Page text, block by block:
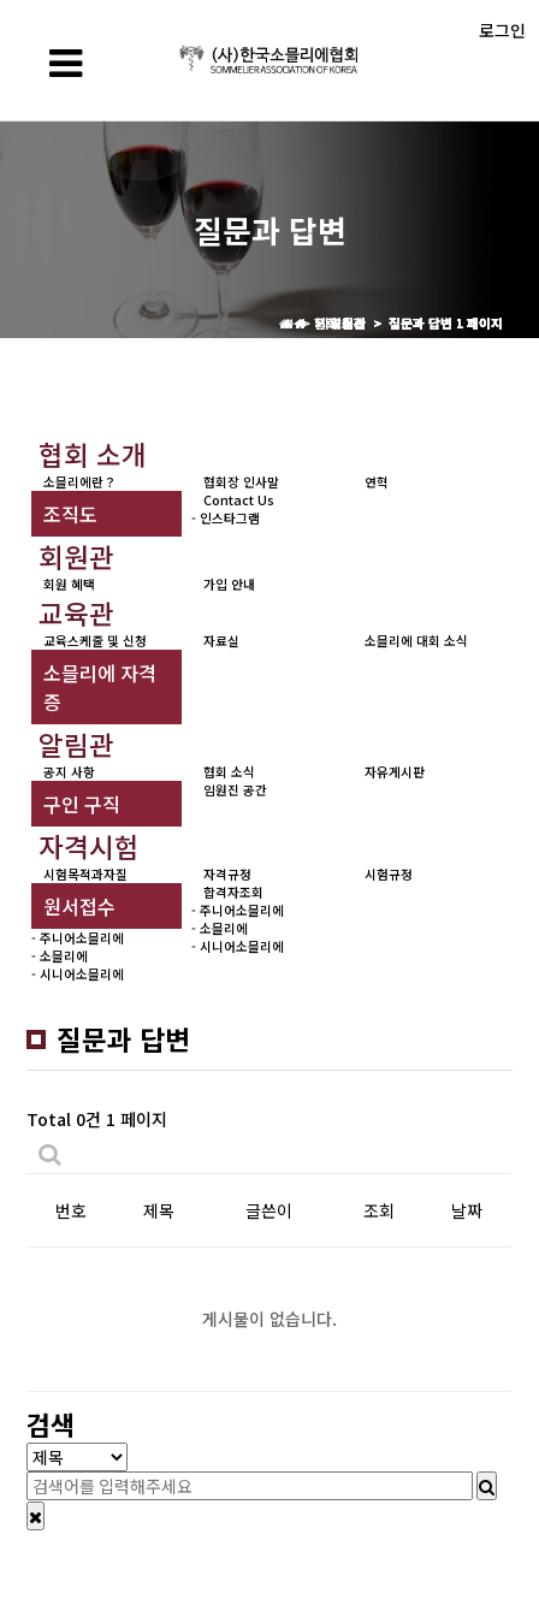
로그인
질문과 답변
> 협회 소개 > 질문과 답변 1 페이지
협회 소개
소믈리에란？ 협회장 인사말 연혁
조직도
Contact Us
- 인스타그램
> 회원관 > 질문과 답변 1 페이지
회원관
회원 혜택 가입 안내
> 교육관 > 질문과 답변 1 페이지
교육관
교육스케줄 및 신청 자료실 소믈리에 대회 소식
소믈리에 자격
증
> 알림관 > 질문과 답변 1 페이지
알림관
공지 사항 협회 소식 자유게시판
구인 구직 임원진 공간
> 자격시험 > 질문과 답변 1 페이지
자격시험
시험목적과자질 자격규정 시험규정
원서접수
- 주니어소믈리에
- 소믈리에
- 시니어소믈리에
합격자조회
- 주니어소믈리에
- 소믈리에
- 시니어소믈리에
질문과 답변
Total 0건 1 페이지
번호 제목 글쓴이 조회 날짜
게시물이 없습니다.
검색